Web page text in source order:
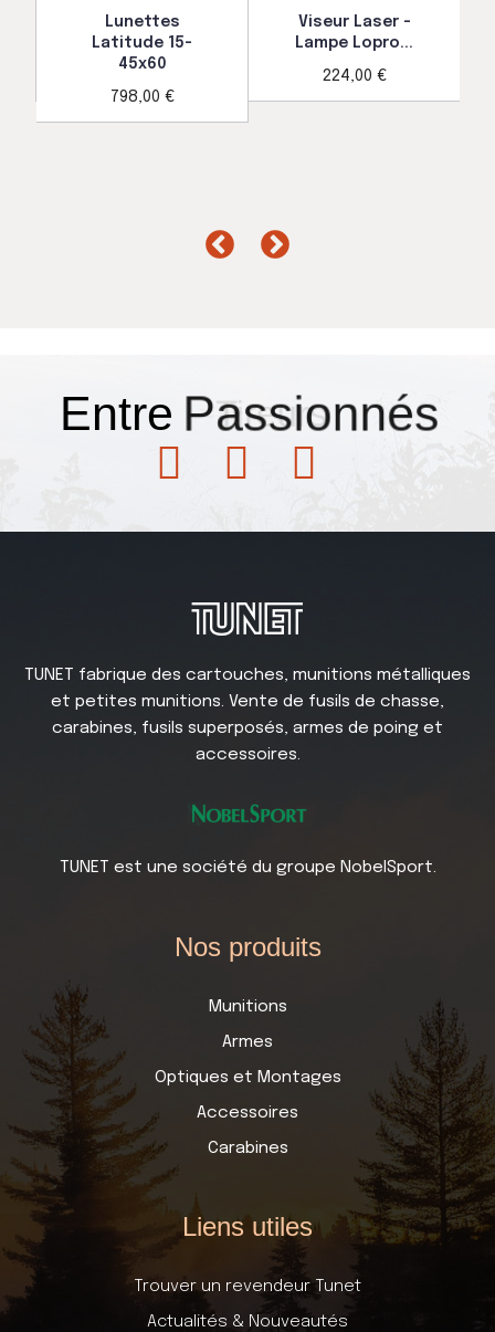
Lunettes
Latitude 15-
45x60
798,00 €
Viseur Laser -
Lampe Lopro...
224,00 €
EntrePassionnés
TUNET fabrique des cartouches, munitions métalliques
et petites munitions. Vente de fusils de chasse,
carabines, fusils superposés, armes de poing et
accessoires.
TUNET est une société du groupe NobelSport.
Nos produits
Munitions
Armes
Optiques et Montages
Accessoires
Carabines
Liens utiles
Trouver un revendeur Tunet
Actualités & Nouveautés